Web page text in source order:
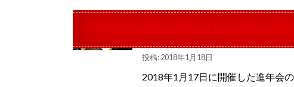
投稿: 2018年1月18日
2018年1月17日に開催した進年会